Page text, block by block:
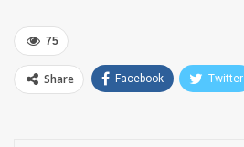
75
Share Facebook Twitter